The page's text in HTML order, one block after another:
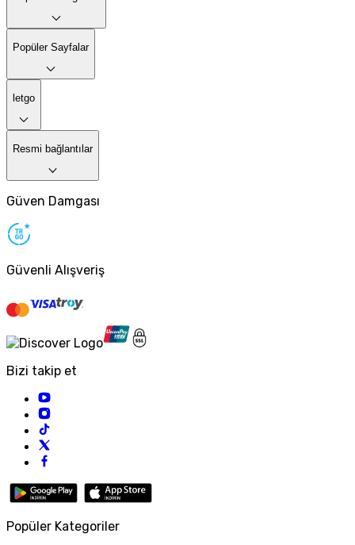
Popüler Sayfalar
letgo
Resmi bağlantılar
Güven Damgası
Güvenli Alışveriş
Bizi takip et
Popüler Kategoriler